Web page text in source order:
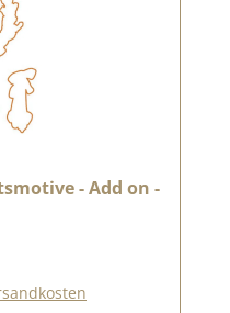
- Add on -